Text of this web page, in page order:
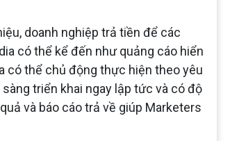
doanh nghiệp trả tiền để các
có thể kể đến như quảng cáo hiển
có thể chủ động thực hiện theo yêu
triển khai ngay lập tức và có độ
và báo cáo trả về giúp Marketers